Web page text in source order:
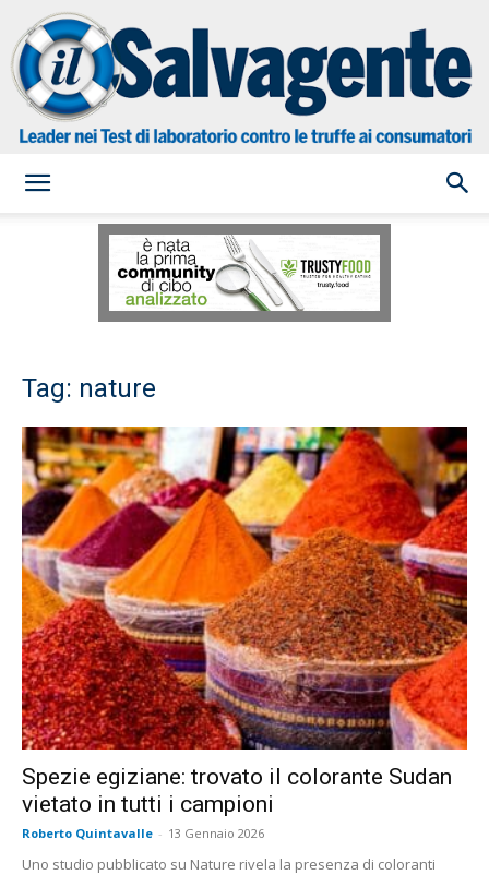
Salvagente
Tag: nature
Spezie egiziane: trovato il colorante Sudan
vietato in tutti i campioni
Roberto Quintavalle - 13 Gennaio 2026
Uno studio pubblicato su Nature rivela la presenza di coloranti